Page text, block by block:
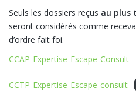
Seuls les dossiers reçus au plus
seront considérés comme
d’ordre fait foi.
CCAP-Expertise-Escape-Consult
CCTP-Expertise-Escape-consult